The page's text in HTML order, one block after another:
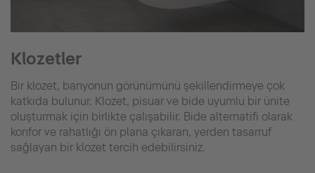
Klozetler
Bir klozet, banyonun görünümünü şekillendirmeye çok
katkıda bulunur. Klozet, pisuar ve bide uyumlu bir ünite
oluşturmak için birlikte çalışabilir. Bide alternatifi olarak
konfor ve rahatlığı ön plana çıkaran, yerden tasarruf
sağlayan bir klozet tercih edebilirsiniz.